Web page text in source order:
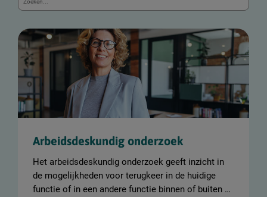
e
t
r
v
e
Arbeidsdeskundig onderzoek
Het arbeidsdeskundig onderzoek geeft inzicht in
de mogelijkheden voor terugkeer in de huidige
functie of in een andere functie binnen of buiten de